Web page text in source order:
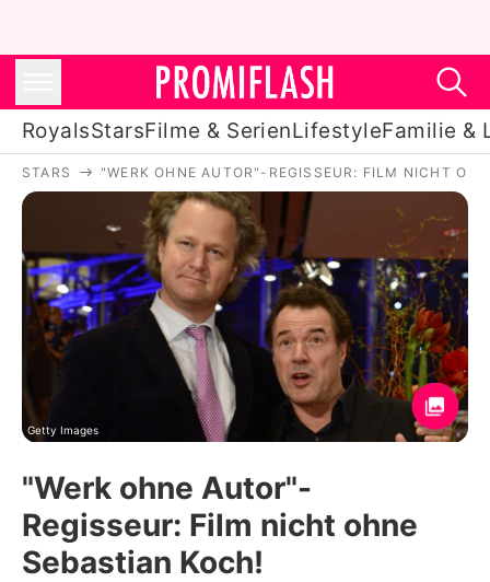
RoyalsStarsFilme & SerienLifestyleFamilie &
Royals
Stars
Filme & Serien
Lifestyle
Familie & Liebe
Promiflash Exklusiv
Alle Themen auf Promiflash
Jobs
STARS "WERK OHNE AUTOR"-REGISSEUR: FILM NICHT
Getty Images
"Werk ohne Autor"-
Regisseur: Film nicht ohne
Sebastian Koch!